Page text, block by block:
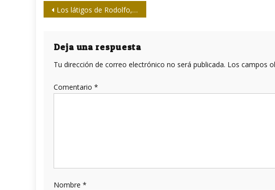
Navegación
entradas
Los látigos de Rodolfo, ¿aún sin cascabeles?
Deja una respuesta
Tu dirección de correo electrónico no será publicada. Los campos
Comentario *
Nombre *